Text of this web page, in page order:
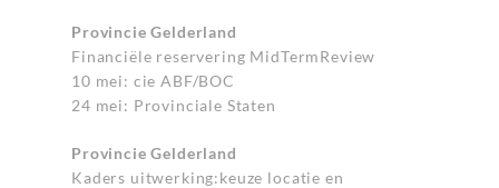
Provincie Gelderland
Financiële reservering MidTermReview
10 mei: cie ABF/BOC
24 mei: Provinciale Staten
Provincie Gelderland
Kaders uitwerking:keuze locatie en